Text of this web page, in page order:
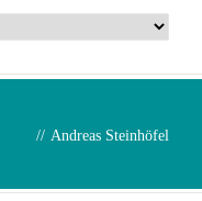
// Andreas Steinhöfel